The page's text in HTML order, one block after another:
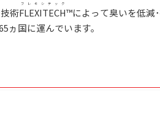
術FLEXITECH
フレキシテック
™によって臭いを低減
ヵ国に運んでいます。